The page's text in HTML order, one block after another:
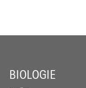
BIOLOGIE